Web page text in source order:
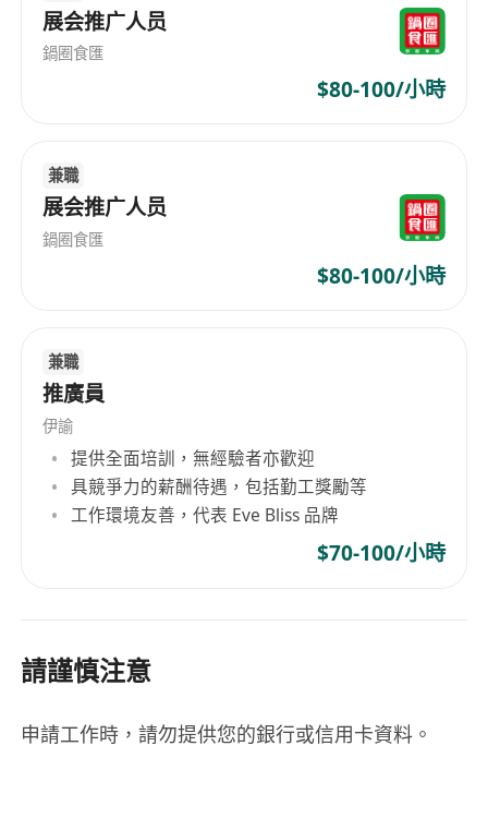
展会推广人员
鍋圈食匯
$80-100/小時
兼職
展会推广人员
鍋圈食匯
$80-100/小時
兼職
推廣員
伊諭
提供全面培訓，無經驗者亦歡迎
具競爭力的薪酬待遇，包括勤工獎勵等
工作環境友善，代表 Eve Bliss 品牌
$70-100/小時
請謹慎注意
申請工作時，請勿提供您的銀行或信用卡資料。